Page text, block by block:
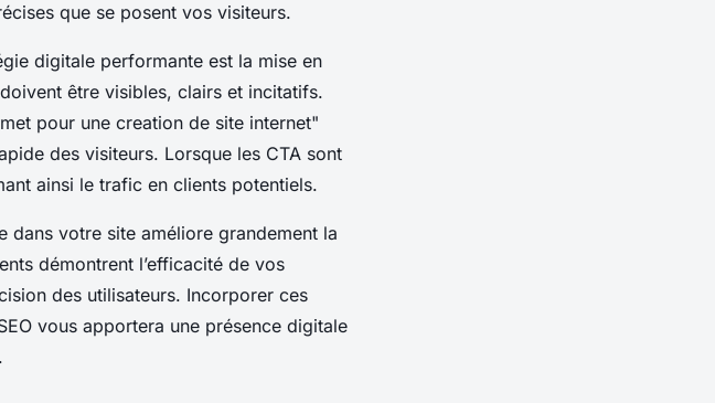
que se posent vos visiteurs.
digitale performante est la mise en
être visibles, clairs et incitatifs.
pour une creation de site internet"
des visiteurs. Lorsque les CTA sont
ainsi le trafic en clients potentiels.
dans votre site améliore grandement la
démontrent l’efficacité de vos
des utilisateurs. Incorporer ces
vous apportera une présence digitale